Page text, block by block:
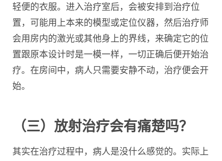
轻便的衣服。进入治疗室后，会被安排到治疗位
置，可能用上本来的模型或定位仪器，然后治疗师
会用房内的激光或其他身上的界线，来确定它的位
置跟原本设计时是一模一样，一切正确后便开始治
疗。在房间中，病人只需要安静不动，治疗便会开
始。
（三）放射治疗会有痛楚吗？
其实在治疗过程中，病人是没什么感觉的。实际上